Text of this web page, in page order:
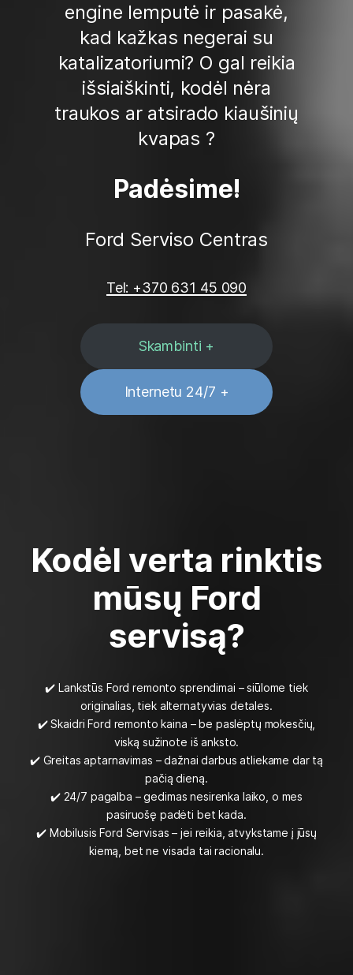
engine lemputė ir pasakė,
kad kažkas negerai su
katalizatoriumi? O gal reikia
išsiaiškinti, kodėl nėra
traukos ar atsirado kiaušinių
kvapas ?
Padėsime!
Ford Serviso Centras
Tel: +370 631 45 090
Skambinti +
Internetu 24/7 +
Kodėl verta rinktis
mūsų Ford
servisą?
✔️ Lankstūs Ford remonto sprendimai – siūlome tiek
originalias, tiek alternatyvias detales.
✔️ Skaidri Ford remonto kaina – be paslėptų mokesčių,
viską sužinote iš anksto.
✔️ Greitas aptarnavimas – dažnai darbus atliekame dar tą
pačią dieną.
✔️ 24/7 pagalba – gedimas nesirenka laiko, o mes
pasiruošę padėti bet kada.
✔️ Mobilusis Ford Servisas – jei reikia, atvykstame į jūsų
kiemą, bet ne visada tai racionalu.